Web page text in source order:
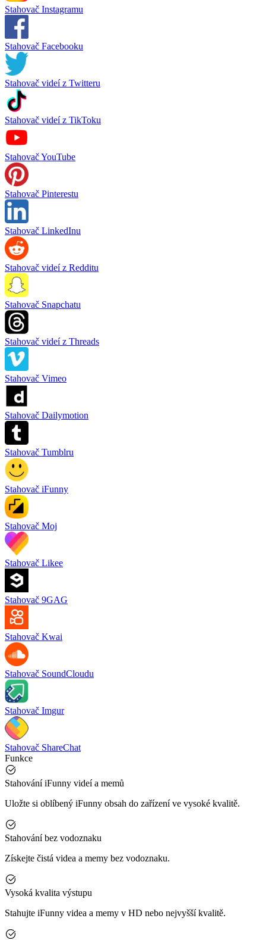
Stahovač Instagramu
Stahovač Facebooku
Stahovač videí z Twitteru
Stahovač videí z TikToku
Stahovač YouTube
Stahovač Pinterestu
Stahovač LinkedInu
Stahovač videí z Redditu
Stahovač Snapchatu
Stahovač videí z Threads
Stahovač Vimeo
Stahovač Dailymotion
Stahovač Tumblru
Stahovač iFunny
Stahovač Moj
Stahovač Likee
Stahovač 9GAG
Stahovač Kwai
Stahovač SoundCloudu
Stahovač Imgur
Stahovač ShareChat
Funkce
Stahování iFunny videí a memů
Uložte si oblíbený iFunny obsah do zařízení ve vysoké kvalitě.
Stahování bez vodoznaku
Získejte čistá videa a memy bez vodoznaku.
Vysoká kvalita výstupu
Stahujte iFunny videa a memy v HD nebo nejvyšší kvalitě.